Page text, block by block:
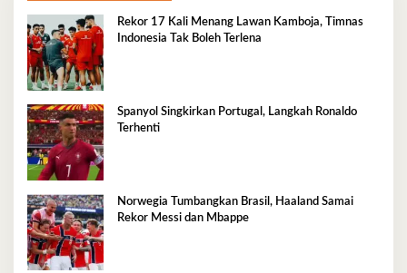
Rekor 17 Kali Menang Lawan Kamboja, Timnas
Indonesia Tak Boleh Terlena
Spanyol Singkirkan Portugal, Langkah Ronaldo
Terhenti
Norwegia Tumbangkan Brasil, Haaland Samai
Rekor Messi dan Mbappe